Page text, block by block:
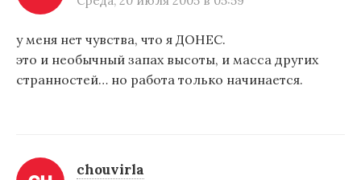
у меня нет чувства, что я ДОНЕС.
это и необычный запах высоты, и масса других
странностей… но работа только начинается.
chouvirla